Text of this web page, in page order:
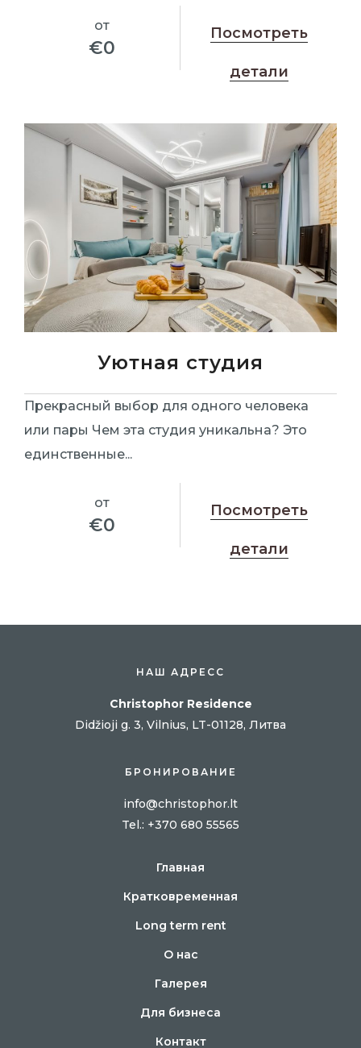
от
€0
Посмотреть
детали
Уютная студия
Прекрасный выбор для одного человека
или пары Чем эта студия уникальна? Это
единственные...
от
€0
Посмотреть
детали
НАШ АДРЕСС
Christophor Residence
Didžioji g. 3, Vilnius, LT-01128, Литва
БРОНИРОВАНИЕ
info@christophor.lt
Tel.: +370 680 55565
Главная
Кратковременная
Long term rent
О нас
Галерея
Для бизнеса
Контакт